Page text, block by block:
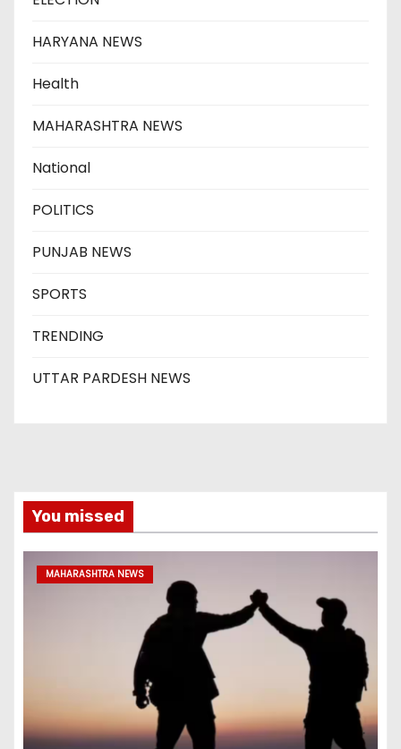
HARYANA NEWS
Health
MAHARASHTRA NEWS
National
POLITICS
PUNJAB NEWS
SPORTS
TRENDING
UTTAR PARDESH NEWS
You missed
MAHARASHTRA NEWS